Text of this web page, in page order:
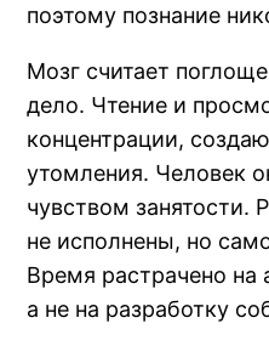
поэтому познание
Мозг считает
дело. Чтение и
концентрации,
утомления. Человек
чувством занятости.
не исполнены, но
Время растрачено на
а не на разработку